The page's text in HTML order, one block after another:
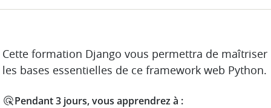
DESCRIPTION
Cette formation Django vous permettra de maîtriser
les bases essentielles de ce framework web Python.
Pendant 3 jours, vous apprendrez à :